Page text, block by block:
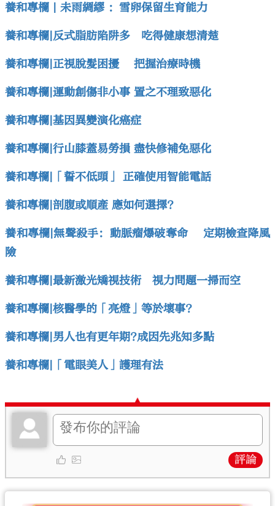
養和專欄 | 未雨綢繆 ：雪卵保留生育能力
養和專欄|反式脂肪陷阱多 吃得健康想清楚
養和專欄|正視脫髮困擾 把握治療時機
養和專欄|運動創傷非小事 置之不理致惡化
養和專欄|基因異變演化癌症
養和專欄|行山膝蓋易勞損 盡快修補免惡化
養和專欄|「誓不低頭」 正確使用智能電話
養和專欄|剖腹或順產 應如何選擇?
養和專欄|無聲殺手：動脈瘤爆破奪命 定期檢查降風
險
養和專欄|最新激光矯視技術 視力問題一掃而空
養和專欄|核醫學的「亮燈」等於壞事?
養和專欄|男人也有更年期?成因先兆知多點
養和專欄|「電眼美人」護理有法
評論